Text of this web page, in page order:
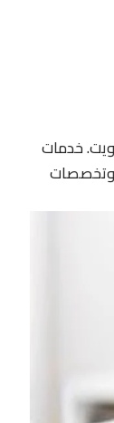
خدمات
وتخصصات